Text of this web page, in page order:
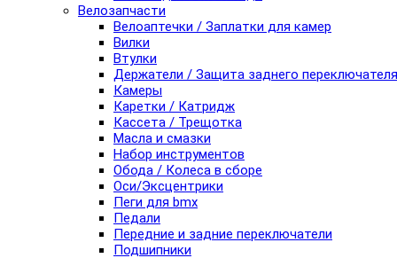
Велозапчасти
Велоаптечки / Заплатки для камер
Вилки
Втулки
Держатели / Защита заднего переключателя
Камеры
Каретки / Катридж
Кассета / Трещотка
Масла и смазки
Набор инструментов
Обода / Колеса в сборе
Оси/Эксцентрики
Пеги для bmx
Педали
Передние и задние переключатели
Подшипники